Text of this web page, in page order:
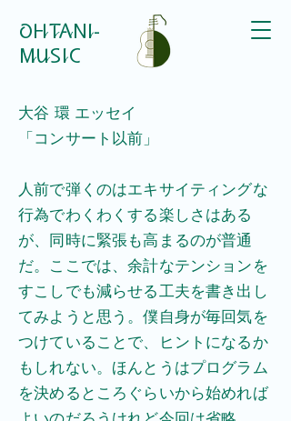
​OHTANI-
MUSIC
大谷 環 エッセイ
​「コンサート以前」
​人前で弾くのはエキサイティングな
行為でわくわくする楽しさはある
が、同時に緊張も高まるのが普通
だ。ここでは、余計なテンションを
すこしでも減らせる工夫を書き出し
てみようと思う。僕自身が毎回気を
つけていることで、ヒントになるか
もしれない。ほんとうはプログラム
を決めるところぐらいから始めれば